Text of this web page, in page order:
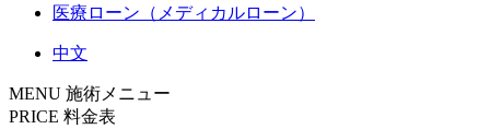
医療ローン（メディカルローン）
中文
MENU 施術メニュー
PRICE 料金表